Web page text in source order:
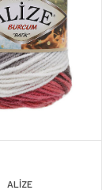
ALİZE